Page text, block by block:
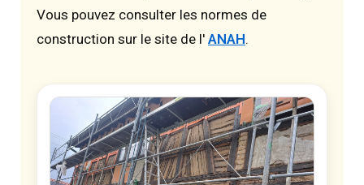
Vous pouvez consulter les normes de
construction sur le site de l' ANAH.